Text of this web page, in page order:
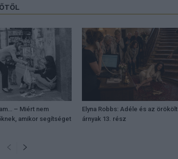
– Miért nem
amikor segítséget
Elyna Robbs: Adéle és az örökölt
árnyak 13. rész